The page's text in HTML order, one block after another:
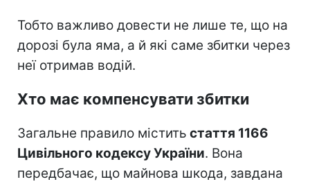
Тобто важливо довести не лише те, що на
дорозі була яма, а й які саме збитки через
неї отримав водій.
Хто має компенсувати збитки
Загальне правило містить стаття 1166
Цивільного кодексу України. Вона
передбачає, що майнова шкода, завдана